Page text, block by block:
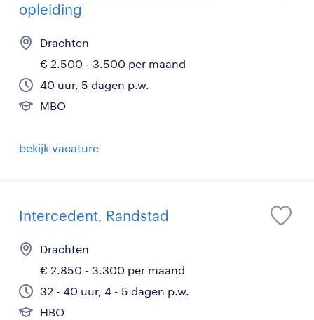
opleiding
Drachten
€ 2.500 - 3.500 per maand
40 uur, 5 dagen p.w.
MBO
bekijk vacature
Intercedent, Randstad
Drachten
€ 2.850 - 3.300 per maand
32 - 40 uur, 4 - 5 dagen p.w.
HBO